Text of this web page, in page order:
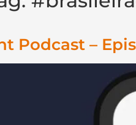
Podcast –